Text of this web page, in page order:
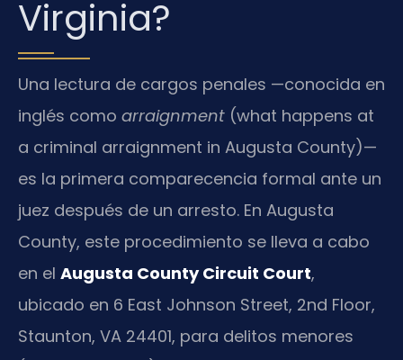
Virginia?
Una lectura de cargos penales —conocida en
inglés como arraignment (what happens at
a criminal arraignment in Augusta County)—
es la primera comparecencia formal ante un
juez después de un arresto. En Augusta
County, este procedimiento se lleva a cabo
en el Augusta County Circuit Court,
ubicado en 6 East Johnson Street, 2nd Floor,
Staunton, VA 24401, para delitos menores